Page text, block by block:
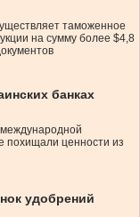
таможенное
на сумму более $4,8
банках
похищали ценности из
удобрений